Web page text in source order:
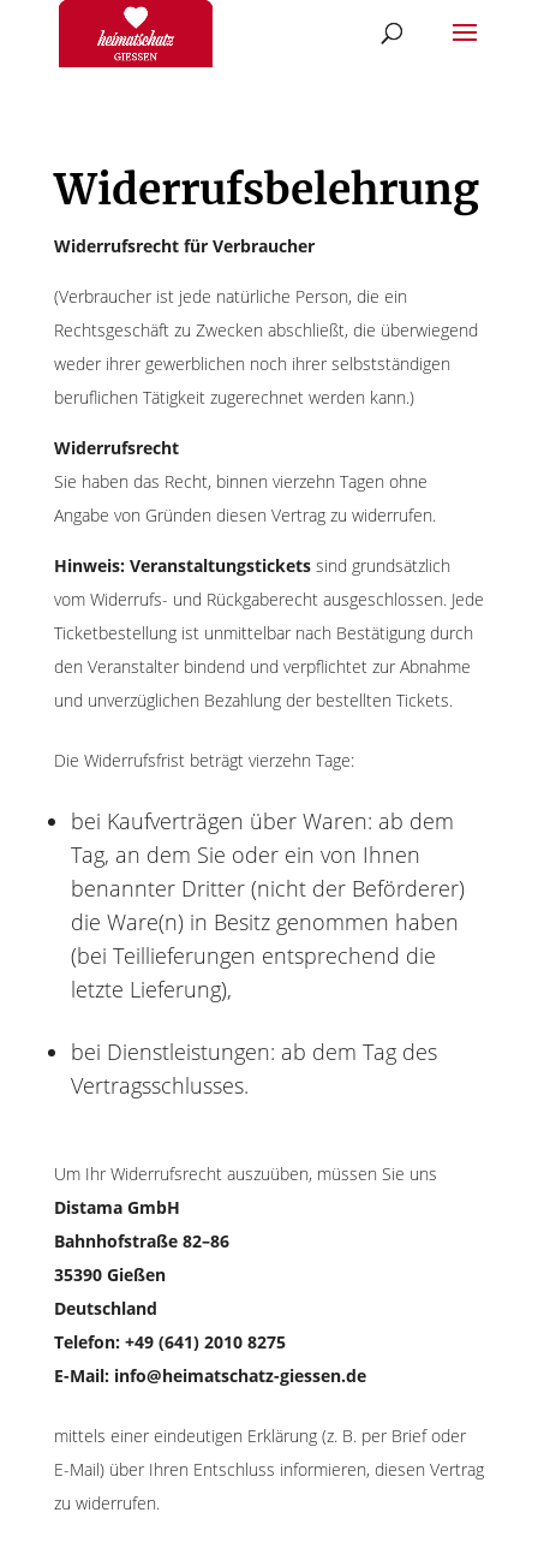
Widerrufsbelehrung
Widerrufsrecht für Verbraucher
(Verbraucher ist jede natürliche Person, die ein
Rechtsgeschäft zu Zwecken abschließt, die überwiegend
weder ihrer gewerblichen noch ihrer selbstständigen
beruflichen Tätigkeit zugerechnet werden kann.)
Widerrufsrecht
Sie haben das Recht, binnen vierzehn Tagen ohne
Angabe von Gründen diesen Vertrag zu widerrufen.
Hinweis: Veranstaltungsticketssind grundsätzlich
vom Widerrufs- und Rückgaberecht ausgeschlossen. Jede
Ticketbestellung ist unmittelbar nach Bestätigung durch
den Veranstalter bindend und verpflichtet zur Abnahme
und unverzüglichen Bezahlung der bestellten Tickets.
Die Widerrufsfrist beträgt vierzehn Tage:
bei Kaufverträgen über Waren: ab dem
Tag, an dem Sie oder ein von Ihnen
benannter Dritter (nicht der Beförderer)
die Ware(n) in Besitz genommen haben
(bei Teillieferungen entsprechend die
letzte Lieferung),
bei Dienstleistungen: ab dem Tag des
Vertragsschlusses.
Um Ihr Widerrufsrecht auszuüben, müssen Sie uns
Distama GmbH
Bahnhofstraße 82–86
35390 Gießen
Deutschland
Telefon: +49 (641) 2010 8275
E-Mail: info@heimatschatz-giessen.de
mittels einer eindeutigen Erklärung (z. B. per Brief oder
E-Mail) über Ihren Entschluss informieren, diesen Vertrag
zu widerrufen.